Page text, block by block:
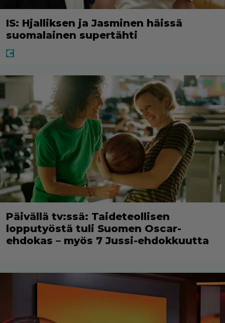
IS: Hjalliksen ja Jasminen häissä
suomalainen supertähti
Päivällä tv:ssä: Taideteollisen
lopputyöstä tuli Suomen Oscar-
ehdokas – myös 7 Jussi-ehdokkuutta